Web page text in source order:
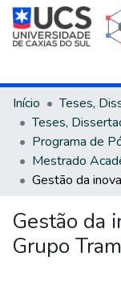
Início
Gestão da
Grupo